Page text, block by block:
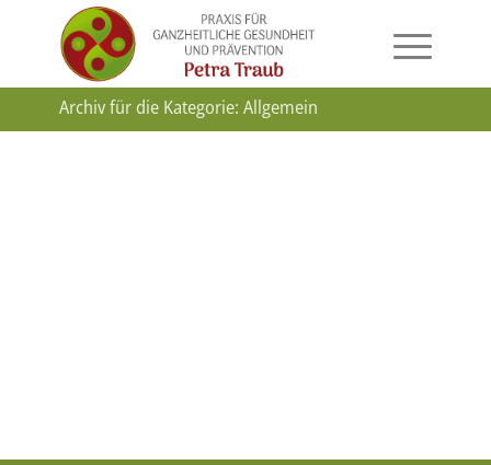
Archiv für die Kategorie: Allgemein